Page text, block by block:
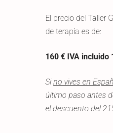
El precio del Taller
de terapia es de:
160 € IVA incluido
Sino vives en
último paso antes
el descuento del